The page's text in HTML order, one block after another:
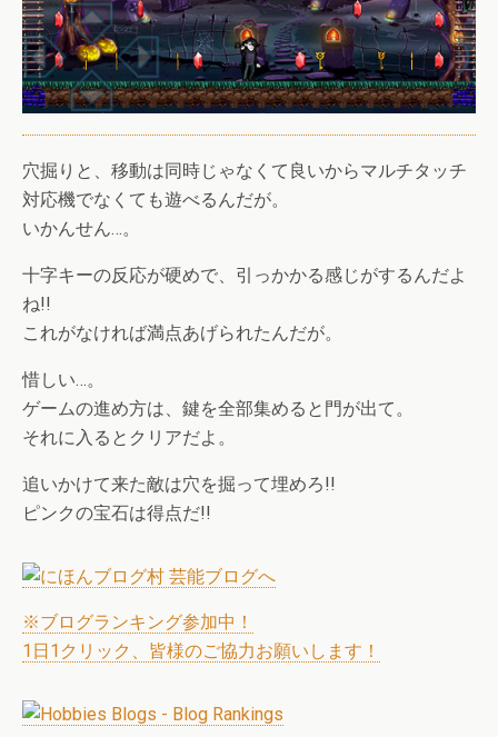
穴掘りと、移動は同時じゃなくて良いからマルチタッチ
対応機でなくても遊べるんだが。
いかんせん…。
十字キーの反応が硬めで、引っかかる感じがするんだよ
ね!!
これがなければ満点あげられたんだが。
惜しい…。
ゲームの進め方は、鍵を全部集めると門が出て。
それに入るとクリアだよ。
追いかけて来た敵は穴を掘って埋めろ!!
ピンクの宝石は得点だ!!
※ブログランキング参加中！
1日1クリック、皆様のご協力お願いします！